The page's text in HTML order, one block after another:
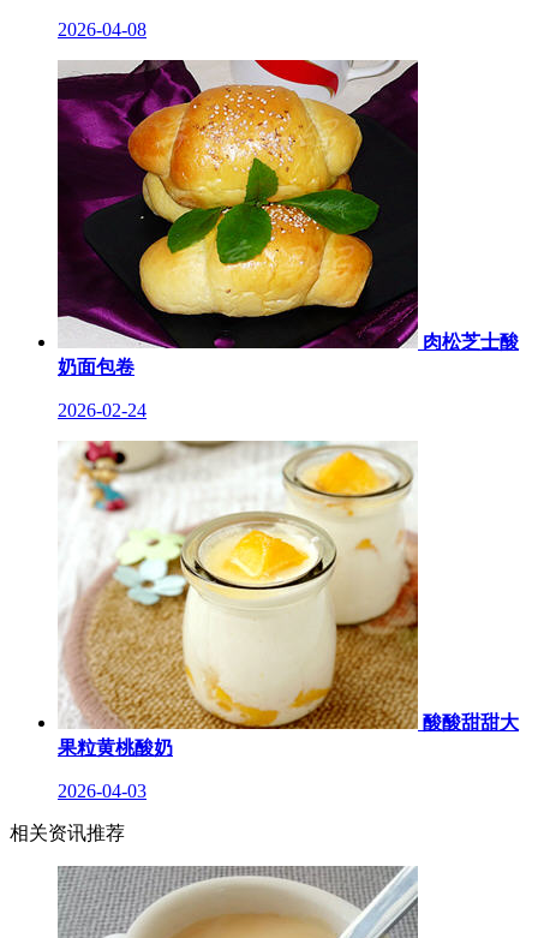
2026-04-08
肉松芝士酸
奶面包卷
2026-02-24
酸酸甜甜大
果粒黄桃酸奶
2026-04-03
相关资讯推荐